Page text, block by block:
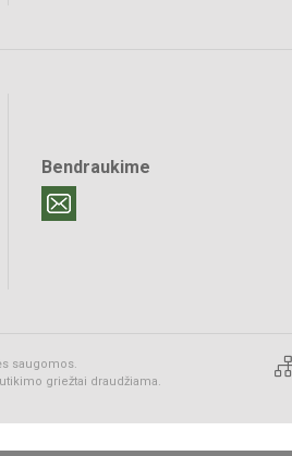
Bendraukime
saugomos.
griežtai draudžiama.